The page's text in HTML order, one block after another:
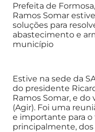
Prefeita de
Ramos Somar
soluções para
abastecimento e
município
Estive na sede da
do presidente
Ramos Somar, e do
(Agir). Foi uma
e importante para o
principalmente,